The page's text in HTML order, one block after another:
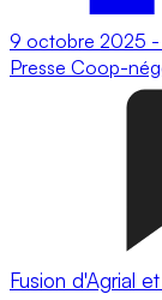
9 octobre 2025 -
Presse Coop-
Fusion d'Agrial